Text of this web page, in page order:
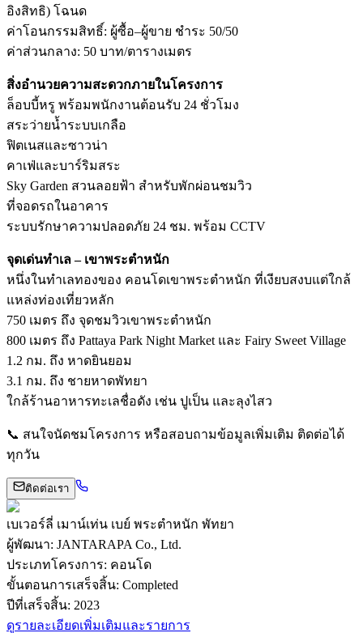
อิงสิทธิ) โฉนด
ค่าโอนกรรมสิทธิ์: ผู้ซื้อ–ผู้ขาย ชำระ 50/50
ค่าส่วนกลาง: 50 บาท/ตารางเมตร
สิ่งอำนวยความสะดวกภายในโครงการ
ล็อบบี้หรู พร้อมพนักงานต้อนรับ 24 ชั่วโมง
สระว่ายน้ำระบบเกลือ
ฟิตเนสและซาวน่า
คาเฟ่และบาร์ริมสระ
Sky Garden สวนลอยฟ้า สำหรับพักผ่อนชมวิว
ที่จอดรถในอาคาร
ระบบรักษาความปลอดภัย 24 ชม. พร้อม CCTV
จุดเด่นทำเล – เขาพระตำหนัก
หนึ่งในทำเลทองของ คอนโดเขาพระตำหนัก ที่เงียบสงบแต่ใกล้
แหล่งท่องเที่ยวหลัก
750 เมตร ถึง จุดชมวิวเขาพระตำหนัก
800 เมตร ถึง Pattaya Park Night Market และ Fairy Sweet Village
1.2 กม. ถึง หาดยินยอม
3.1 กม. ถึง ชายหาดพัทยา
ใกล้ร้านอาหารทะเลชื่อดัง เช่น ปูเป็น และลุงไสว
📞 สนใจนัดชมโครงการ หรือสอบถามข้อมูลเพิ่มเติม ติดต่อได้
ทุกวัน
ติดต่อเรา
เบเวอร์ลี่ เมาน์เท่น เบย์ พระตำหนัก พัทยา
ผู้พัฒนา: JANTARAPA Co., Ltd.
ประเภทโครงการ: คอนโด
ขั้นตอนการเสร็จสิ้น: Completed
ปีที่เสร็จสิ้น: 2023
ดูรายละเอียดเพิ่มเติมและรายการ